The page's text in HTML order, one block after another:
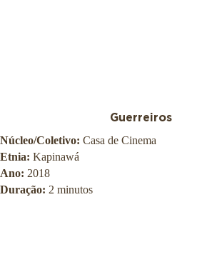
Guerreiros
Núcleo/Coletivo: Casa de Cinema
Etnia: Kapinawá
Ano: 2018
Duração: 2 minutos